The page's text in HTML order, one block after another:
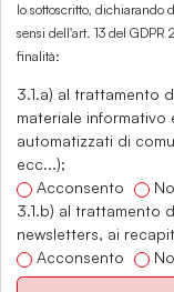
Io sottoscritto, dichiarando
sensi dell'art. 13 del GDPR
finalità:
3.1.a) al trattamento
materiale informativo
automatizzati di
ecc...);
Acconsento
3.1.b) al trattamento
newsletters, ai
Acconsento